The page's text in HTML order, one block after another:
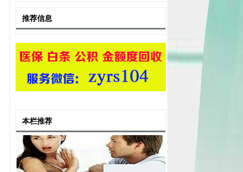
推荐信息
本栏推荐